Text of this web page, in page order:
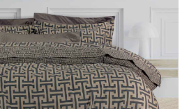
Message